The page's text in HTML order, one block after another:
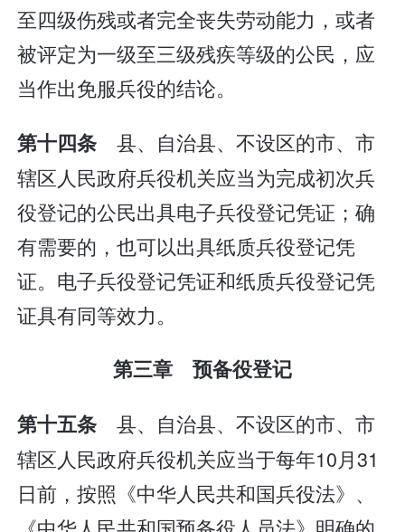
至四级伤残或者完全丧失劳动能力，或者
被评定为一级至三级残疾等级的公民，应
当作出免服兵役的结论。
第十四条县、自治县、不设区的市、市
辖区人民政府兵役机关应当为完成初次兵
役登记的公民出具电子兵役登记凭证；确
有需要的，也可以出具纸质兵役登记凭
证。电子兵役登记凭证和纸质兵役登记凭
证具有同等效力。
第三章 预备役登记
第十五条县、自治县、不设区的市、市
辖区人民政府兵役机关应当于每年10月31
日前，按照《中华人民共和国兵役法》、